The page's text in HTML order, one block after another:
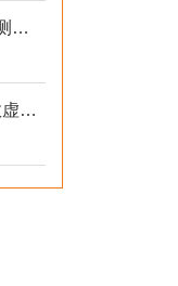
2026 年 5 月电子元器件温湿老化测试：冷热冲击不稳、数据无效？这样解决
解决定制化不足、能耗失控、参数虚标痛点的2026选型标准